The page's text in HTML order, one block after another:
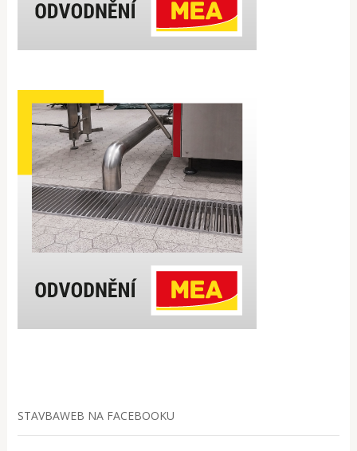
STAVBAWEB NA FACEBOOKU